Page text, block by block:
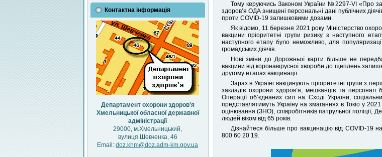
Контактна інформація
Департамент охорони здоров’я
Хмельницької обласної державної
адміністрації
29000, м.Хмельницький,
вулиця Шевченка, 46
Email: doz.khm@doz.adm-km.gov.ua
Тому керуючись Законом України №2297-VI «Про
здоров’я ОДА знищені персональні дані публічних
проти COVID-19 залишковими дозами.
Як відомо, 11 березня 2021 року Міністерство
вакцини пріоритетні групи ризику з наступного
наступного етапу було неможливо, для
громадських діячів.
Нові зміни до Дорожньої карти більше не
вакцини від коронавірусної хвороби до щеплень
другому етапах вакцинації.
Зараз в Україні вакцинують пріоритетні групи з
закладів охорони здоров’я, мешканців та персонал
Операції об’єднаних сил на Сході України,
представлятимуть Україну на змаганнях в Токіо у
оцінювання (ЗНО), співробітників патрульної поліції,
людей віком від 65 років.
Дізнайтеся більше про вакцинацію від COVID-19
800 60 20 19.